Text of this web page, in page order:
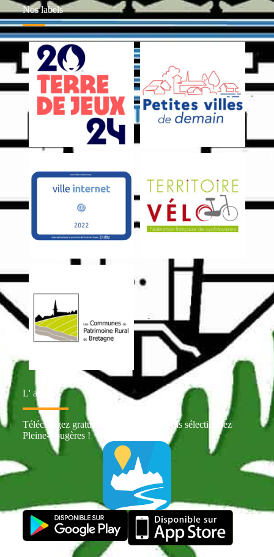
Nos labels
L' appli
Téléchargez gratuitement Intramuros puis sélectionnez
Pleine-Fougères !